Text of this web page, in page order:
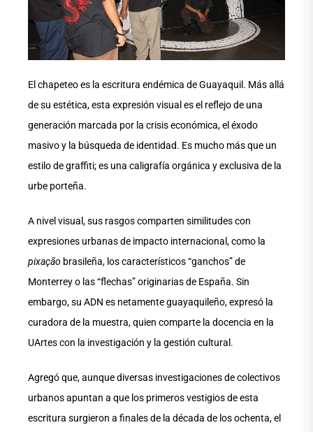
El chapeteo es la escritura endémica de Guayaquil. Más allá
de su estética, esta expresión visual es el reflejo de una
generación marcada por la crisis económica, el éxodo
masivo y la búsqueda de identidad. Es mucho más que un
estilo de graffiti; es una caligrafía orgánica y exclusiva de la
urbe porteña.
A nivel visual, sus rasgos comparten similitudes con
expresiones urbanas de impacto internacional, como la
pixação brasileña, los característicos “ganchos” de
Monterrey o las “flechas” originarias de España. Sin
embargo, su ADN es netamente guayaquileño, expresó la
curadora de la muestra, quien comparte la docencia en la
UArtes con la investigación y la gestión cultural.
Agregó que, aunque diversas investigaciones de colectivos
urbanos apuntan a que los primeros vestigios de esta
escritura surgieron a finales de la década de los ochenta, el